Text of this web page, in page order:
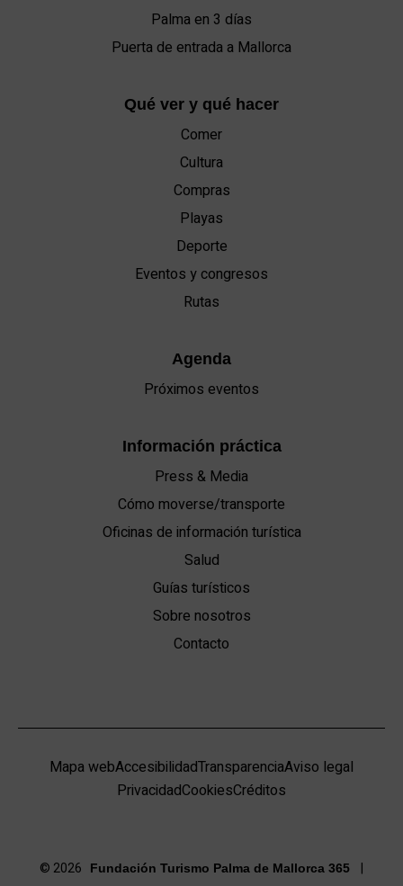
Palma en 3 días
Puerta de entrada a Mallorca
Qué ver y qué hacer
Comer
Cultura
Compras
Playas
Deporte
Eventos y congresos
Rutas
Agenda
Próximos eventos
Información práctica
Press & Media
Cómo moverse/transporte
Oficinas de información turística
Salud
Guías turísticos
Sobre nosotros
Contacto
Mapa webAccesibilidadTransparenciaAviso legal
PrivacidadCookiesCréditos
© 2026 Fundación Turismo Palma de Mallorca 365
|